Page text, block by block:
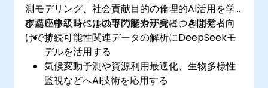
測モデリング、社会貢献目的の倫理的AI活用を学
びたい中級レベルの専門家や研究者、AI開発者向
けです。
本講座修了時には以下の能力が身につきます：
持続可能性関連データの解析にDeepSeekモ
デルを活用する
気候変動予測や資源利用最適化、生物多様性
監視などへAI技術を応用する